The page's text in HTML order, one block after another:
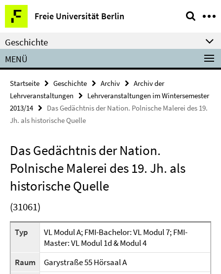
Springe
direkt
zu
Inhalt
Freie Universität Berlin
Service-
Navigation
Geschichte
MENÜ
Startseite Geschichte Archiv
Archiv der
Lehrveranstaltungen
Lehrveranstaltungen im Wintersemester
2013/14
Das Gedächtnis der Nation. Polnische Malerei des 19.
Jh. als historische Quelle
Das Gedächtnis der Nation.
Polnische Malerei des 19. Jh. als
historische Quelle
(31061)
Typ
VL Modul A; FMI-Bachelor: VL Modul 7; FMI-
Master: VL Modul 1d & Modul 4
Raum
Garystraße 55 Hörsaal A